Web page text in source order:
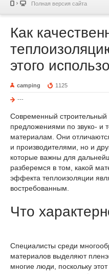
Полная версия сайта
Как
этого
camping 1125
---
Современный
предложениями по звуко- и
материалам. Они
и производителями, но и
которые важны для
разберемся в том, какой
эффекта теплоизоляции
востребованным.
Что
Специалисты среди
материалов выделяют
многие люди, поскольку